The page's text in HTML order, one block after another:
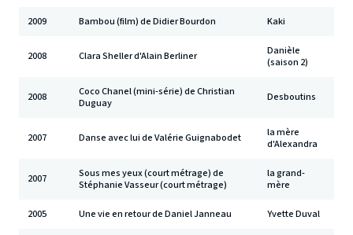
2009 Bambou (film) de Didier Bourdon Kaki
2008 Clara Sheller d'Alain Berliner
Danièle
(saison 2)
2008
Coco Chanel (mini-série) de Christian
Duguay
Desboutins
2007 Danse avec lui de Valérie Guignabodet
la mère
d'Alexandra
2007
Sous mes yeux (court métrage) de
Stéphanie Vasseur (court métrage)
la grand-
mère
2005 Une vie en retour de Daniel Janneau Yvette Duval